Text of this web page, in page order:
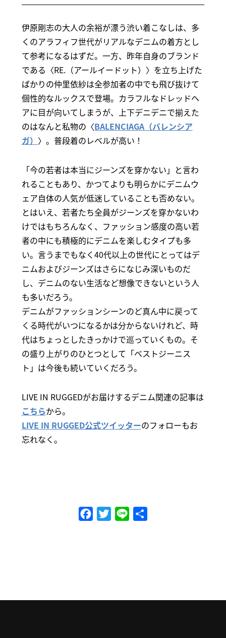
伊原剛志の大人の余裕が漂う渋い着こなしは、多
くのアラフィフ世代がリアルなデニムの着方とし
て参考になるはずだ。一方、昨年自身のブランド
である〈RE.（アールイードット）〉を立ち上げた
ばかりの仲里依紗は全参加者の中でも飛び抜けて
個性的なルックスで登場。カラフルなドレッドヘ
アに目が向いてしまうが、上下デニデニで揃えた
のはなんと私物の〈BALENCIAGA（バレンシア
ガ） 〉。普段着のレベルが高い！
「今の若者は本当にジーンズを穿かない」と言わ
れることもあり、かつてよりも明らかにデニムウ
ェア自体の人気が低迷していることも否めない。
とはいえ、若者たち全員がジーンズを穿かないわ
けではもちろんなく、ファッション感度の高い若
者の中にも積極的にデニムを楽しむタイプも多
い。言うまでもなく40代以上の世代にとってはデ
ニムおよびジーンズはさらになじみ深いものだ
し、デニムのない生活など想像できないという人
も多いだろう。
デニムがファッションシーンのど真ん中に戻って
くる時代がいつになるかは分からないけれど、時
代はちょっとしたきっかけで巡っていくもの。そ
の盛り上がりのひとつとして「ベストジーニス
ト」は今後も続いていくだろう。
LIVE IN RUGGEDがお届けするデニム関連の記事は
こちらから。
LIVE IN RUGGED公式ツイッターのフォローもお
忘れなく。
FacebookTwitterLine